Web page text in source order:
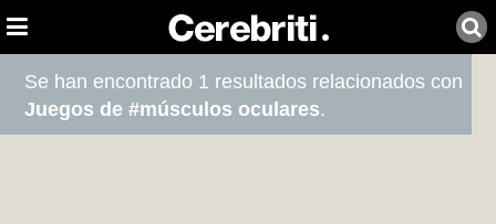
Se han encontrado 1 resultados relacionados con
Juegos de #músculos oculares.